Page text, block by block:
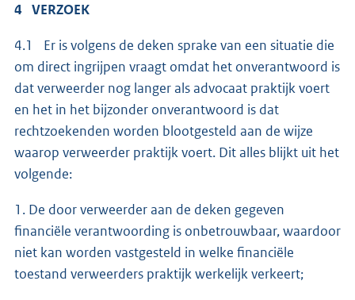
4 VERZOEK
4.1 Er is volgens de deken sprake van een situatie die
om direct ingrijpen vraagt omdat het onverantwoord is
dat verweerder nog langer als advocaat praktijk voert
en het in het bijzonder onverantwoord is dat
rechtzoekenden worden blootgesteld aan de wijze
waarop verweerder praktijk voert. Dit alles blijkt uit het
volgende:
1. De door verweerder aan de deken gegeven
financiële verantwoording is onbetrouwbaar, waardoor
niet kan worden vastgesteld in welke financiële
toestand verweerders praktijk werkelijk verkeert;